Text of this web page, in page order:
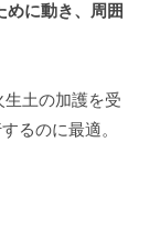
めに動き、周囲
土の加護を受
るのに最適。